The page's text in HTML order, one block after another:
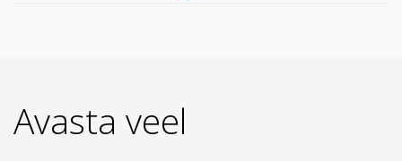
Avasta veel